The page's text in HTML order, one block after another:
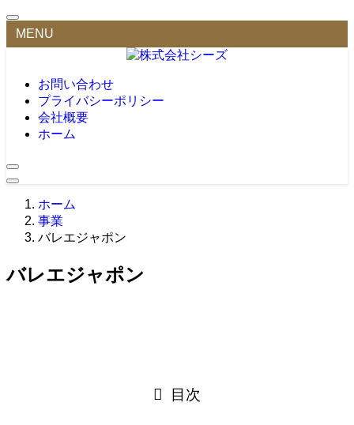
MENU
お問い合わせ
プライバシーポリシー
会社概要
ホーム
ホーム
事業
バレエジャポン
バレエジャポン
目次